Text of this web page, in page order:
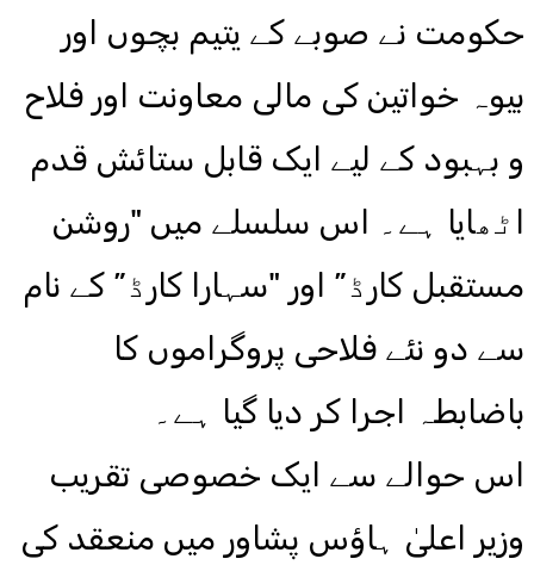
حکومت نے صوبے کے یتیم بچوں اور
بیوہ خواتین کی مالی معاونت اور فلاح
و بہبود کے لیے ایک قابل ستائش قدم
اٹھایا ہے۔ اس سلسلے میں "روشن
مستقبل کارڈ” اور "سہارا کارڈ” کے نام
سے دو نئے فلاحی پروگراموں کا
باضابطہ اجرا کر دیا گیا ہے۔
اس حوالے سے ایک خصوصی تقریب
وزیر اعلیٰ ہاؤس پشاور میں منعقد کی